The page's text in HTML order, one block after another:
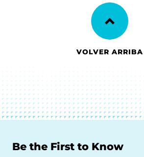
VOLVER ARRIBA
Be the First to Know